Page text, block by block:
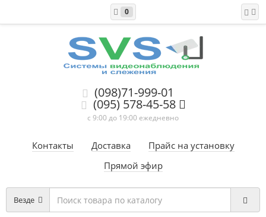
0
(098)71-999-01
(095) 578-45-58
с 9:00 до 19:00 ежедневно
Контакты Доставка
Прайс на установку
Прямой эфир
Везде